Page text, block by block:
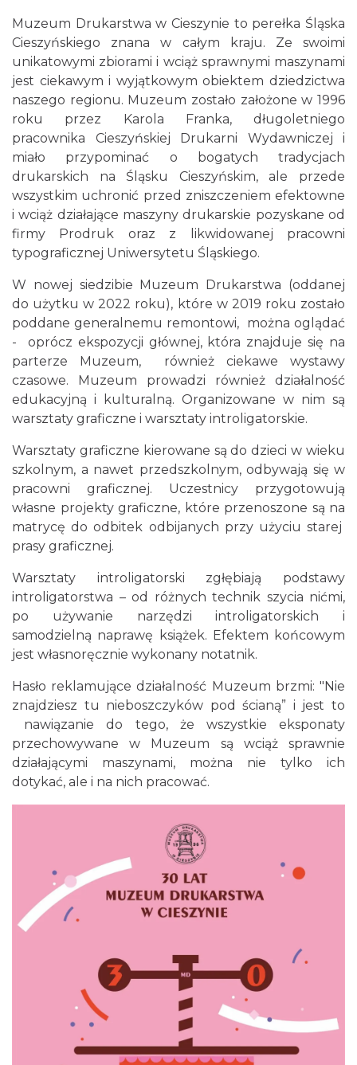
Muzeum Drukarstwa w Cieszynie to perełka Śląska
Cieszyńskiego znana w całym kraju. Ze swoimi
unikatowymi zbiorami i wciąż sprawnymi maszynami
jest ciekawym i wyjątkowym obiektem dziedzictwa
naszego regionu. Muzeum zostało założone w 1996
roku przez Karola Franka, długoletniego
pracownika Cieszyńskiej Drukarni Wydawniczej i
miało przypominać o bogatych tradycjach
drukarskich na Śląsku Cieszyńskim, ale przede
wszystkim uchronić przed zniszczeniem efektowne
i wciąż działające maszyny drukarskie pozyskane od
firmy Prodruk oraz z likwidowanej pracowni
typograficznej Uniwersytetu Śląskiego.
W nowej siedzibie Muzeum Drukarstwa (oddanej
do użytku w 2022 roku), które w 2019 roku zostało
poddane generalnemu remontowi, można oglądać
- oprócz ekspozycji głównej, która znajduje się na
parterze Muzeum, również ciekawe wystawy
czasowe. Muzeum prowadzi również działalność
edukacyjną i kulturalną. Organizowane w nim są
warsztaty graficzne i warsztaty introligatorskie.
Warsztaty graficzne kierowane są do dzieci w wieku
szkolnym, a nawet przedszkolnym, odbywają się w
pracowni graficznej. Uczestnicy przygotowują
własne projekty graficzne, które przenoszone są na
matrycę do odbitek odbijanych przy użyciu starej
prasy graficznej.
Warsztaty introligatorski zgłębiają podstawy
introligatorstwa – od różnych technik szycia nićmi,
po używanie narzędzi introligatorskich i
samodzielną naprawę książek. Efektem końcowym
jest własnoręcznie wykonany notatnik.
Hasło reklamujące działalność Muzeum brzmi: "Nie
znajdziesz tu nieboszczyków pod ścianą” i jest to
nawiązanie do tego, że wszystkie eksponaty
przechowywane w Muzeum są wciąż sprawnie
działającymi maszynami, można nie tylko ich
dotykać, ale i na nich pracować.